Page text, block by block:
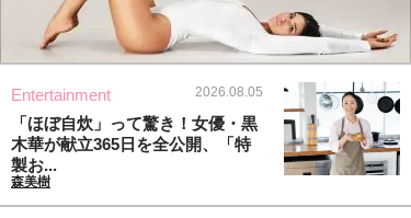
Entertainment 2026.08.05
「ほぼ自炊」って驚き！女優・黒
木華が献立365日を全公開、「特
製お...
森美樹